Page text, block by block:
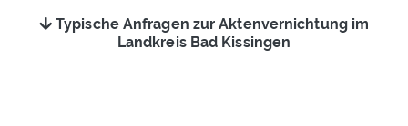
Typische Anfragen zur Aktenvernichtung im
Landkreis Bad Kissingen